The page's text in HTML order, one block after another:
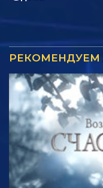
РЕКОМЕНДУЕМ